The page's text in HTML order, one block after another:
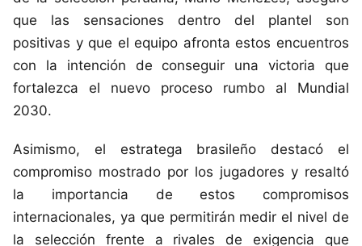
que las sensaciones dentro del plantel son
positivas y que el equipo afronta estos encuentros
con la intención de conseguir una victoria que
fortalezca el nuevo proceso rumbo al Mundial
2030.
Asimismo, el estratega brasileño destacó el
compromiso mostrado por los jugadores y resaltó
la importancia de estos compromisos
internacionales, ya que permitirán medir el nivel de
la selección frente a rivales de exigencia que